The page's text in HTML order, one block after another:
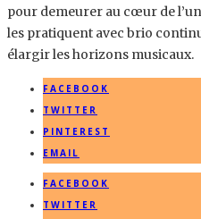
pour demeurer au cœur de
les pratiquent avec brio
élargir les horizons musicaux.
FACEBOOK
TWITTER
PINTEREST
EMAIL
FACEBOOK
TWITTER